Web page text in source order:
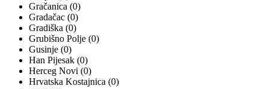
Gračanica (0)
Gradačac (0)
Gradiška (0)
Grubišno Polje (0)
Gusinje (0)
Han Pijesak (0)
Herceg Novi (0)
Hrvatska Kostajnica (0)